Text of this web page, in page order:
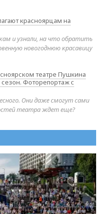
красноярцам на
и узнали, на что обратить
новогоднюю красавицу
театре Пушкина
Фоторепортаж с
Они даже смогут сами
театра ждет еще?